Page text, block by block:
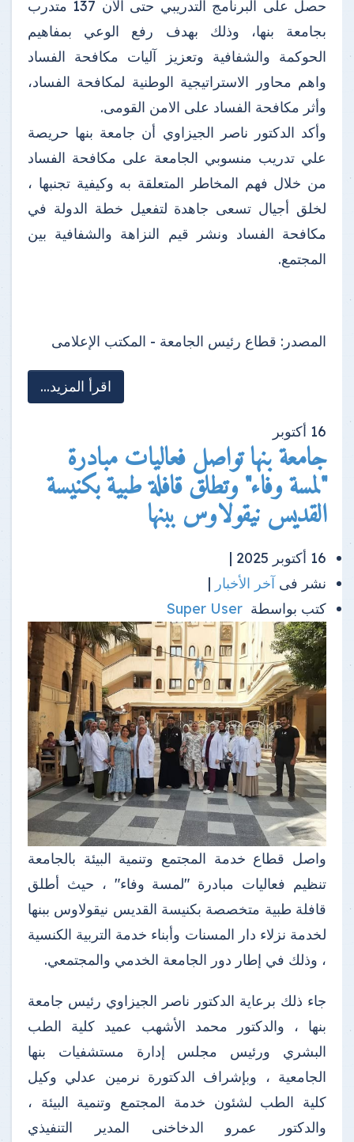
حصل على البرنامج التدريبي حتى الآن 137 متدرب
بجامعة بنها، وذلك بهدف رفع الوعي بمفاهيم
الحوكمة والشفافية وتعزيز آليات مكافحة الفساد
واهم محاور الاستراتيجية الوطنية لمكافحة الفساد،
وأثر مكافحة الفساد على الامن القومى.
وأكد الدكتور ناصر الجيزاوي أن جامعة بنها حريصة
علي تدريب منسوبي الجامعة على مكافحة الفساد
من خلال فهم المخاطر المتعلقة به وكيفية تجنبها ،
لخلق أجيال تسعى جاهدة لتفعيل خطة الدولة في
مكافحة الفساد ونشر قيم النزاهة والشفافية بين
المجتمع.
المصدر: قطاع رئيس الجامعة - المكتب الإعلامى
اقرأ المزيد...
16 أكتوبر
جامعة بنها تواصل فعاليات مبادرة
"لمسة وفاء" وتطلق قافلة طبية بكنيسة
القديس نيقولاوس ببنها
16 أكتوبر 2025 |
نشر فى آخر الأخبار |
كتب بواسطة Super User
واصل قطاع خدمة المجتمع وتنمية البيئة بالجامعة
تنظيم فعاليات مبادرة "لمسة وفاء" ، حيث أطلق
قافلة طبية متخصصة بكنيسة القديس نيقولاوس ببنها
لخدمة نزلاء دار المسنات وأبناء خدمة التربية الكنسية
، وذلك في إطار دور الجامعة الخدمي والمجتمعي.
جاء ذلك برعاية الدكتور ناصر الجيزاوي رئيس جامعة
بنها ، والدكتور محمد الأشهب عميد كلية الطب
البشري ورئيس مجلس إدارة مستشفيات بنها
الجامعية ، وبإشراف الدكتورة نرمين عدلي وكيل
كلية الطب لشئون خدمة المجتمع وتنمية البيئة ،
والدكتور عمرو الدخاخنى المدير التنفيذي